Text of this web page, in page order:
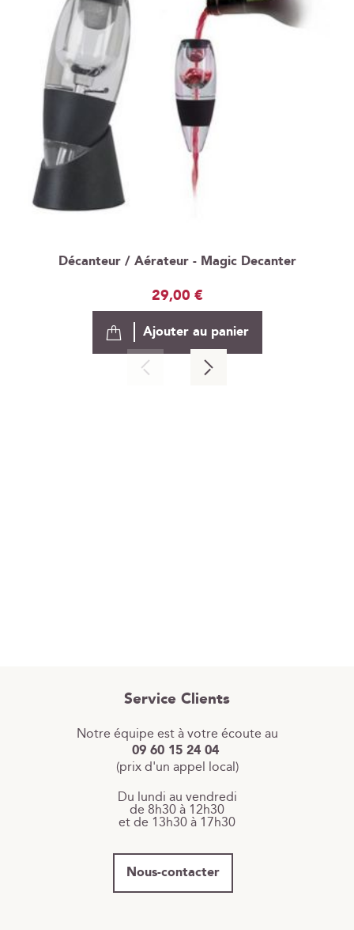
Décanteur / Aérateur - Magic Decanter
29,00 €
Ajouter au panier
Service Clients
Notre équipe est à votre écoute au
09 60 15 24 04
(prix d'un appel local)
Du lundi au vendredi
de 8h30 à 12h30
et de 13h30 à 17h30
Nous-contacter